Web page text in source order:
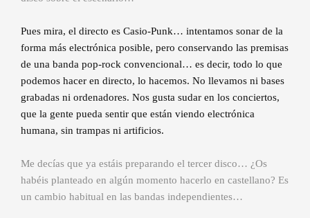
Pues mira, el directo es Casio-Punk… intentamos sonar de la
forma más electrónica posible, pero conservando las premisas
de una banda pop-rock convencional… es decir, todo lo que
podemos hacer en directo, lo hacemos. No llevamos ni bases
grabadas ni ordenadores. Nos gusta sudar en los conciertos,
que la gente pueda sentir que están viendo electrónica
humana, sin trampas ni artificios.
Me decías que ya estáis preparando el tercer disco… ¿Os
habéis planteado en algún momento hacerlo en castellano? Es
un cambio habitual en las bandas independientes…